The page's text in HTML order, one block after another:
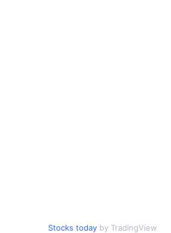
Stocks todayby TradingView